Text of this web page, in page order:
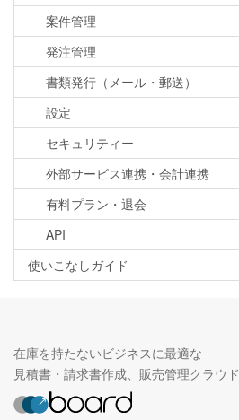
案件管理
発注管理
書類発行（メール・郵送）
設定
セキュリティー
外部サービス連携・会計連携
有料プラン・退会
API
使いこなしガイド
在庫を持たないビジネスに最適な
見積書・請求書作成、販売管理クラウド